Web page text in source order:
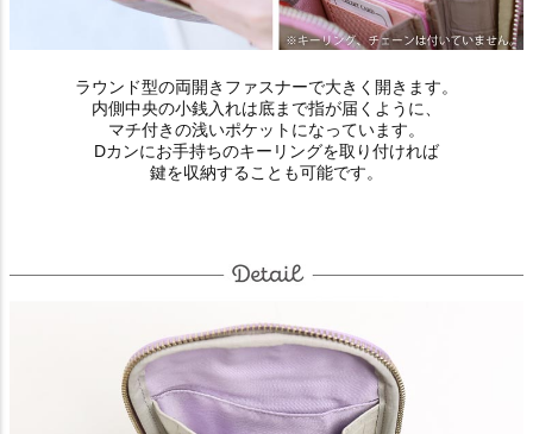
ラウンド型の両開きファスナーで大きく開きます。
内側中央の小銭入れは底まで指が届くように、
マチ付きの浅いポケットになっています。
Dカンにお手持ちのキーリングを取り付ければ
鍵を収納することも可能です。